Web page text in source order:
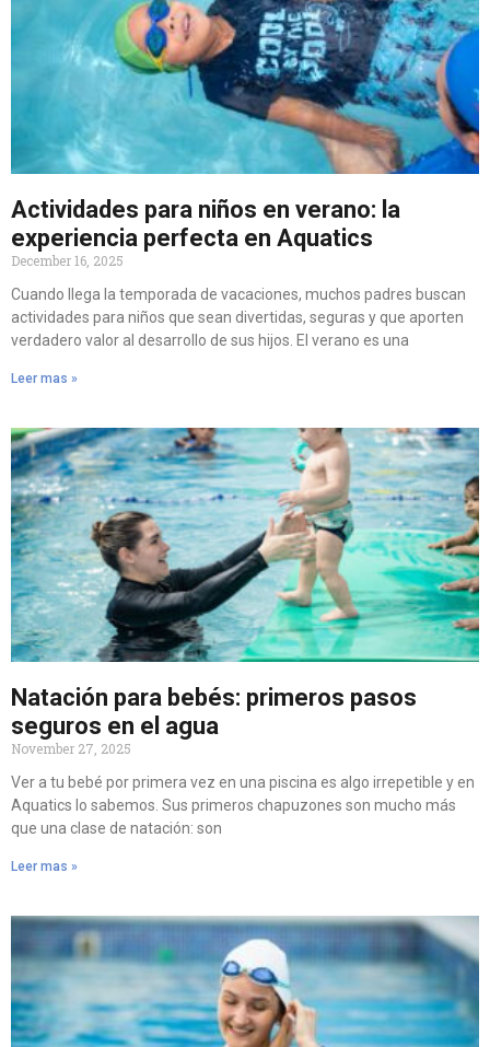
Actividades para niños en verano: la
experiencia perfecta en Aquatics
December 16, 2025
Cuando llega la temporada de vacaciones, muchos padres buscan
actividades para niños que sean divertidas, seguras y que aporten
verdadero valor al desarrollo de sus hijos. El verano es una
Leer mas »
Natación para bebés: primeros pasos
seguros en el agua
November 27, 2025
Ver a tu bebé por primera vez en una piscina es algo irrepetible y en
Aquatics lo sabemos. Sus primeros chapuzones son mucho más
que una clase de natación: son
Leer mas »